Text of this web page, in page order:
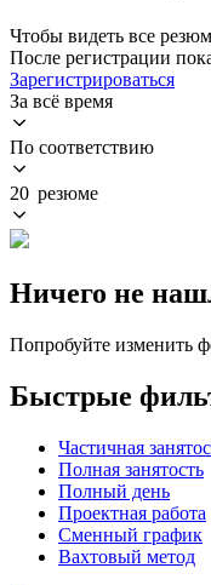
Чтобы видеть все
После регистрации
Зарегистрироваться
За всё время
По соответствию
20 резюме
Ничего не
Попробуйте изменить
Быстрые
Частичная
Полная занятость
Полный день
Проектная работа
Сменный график
Вахтовый метод